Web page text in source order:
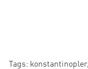
Tags: konstantinopler,